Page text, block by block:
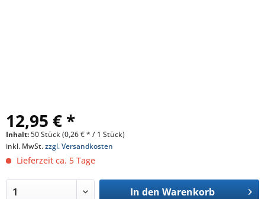
12,95 € *
Inhalt:50 Stück (0,26 € * / 1 Stück)
inkl. MwSt.zzgl. Versandkosten
Lieferzeit ca. 5 Tage
In den Warenkorb